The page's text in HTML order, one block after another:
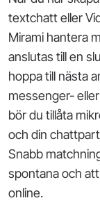
textchatt eller
Mirami hantera
anslutas till en
hoppa till nästa
messenger-
bör du tillåta
och din
Snabb
spontana och
online.